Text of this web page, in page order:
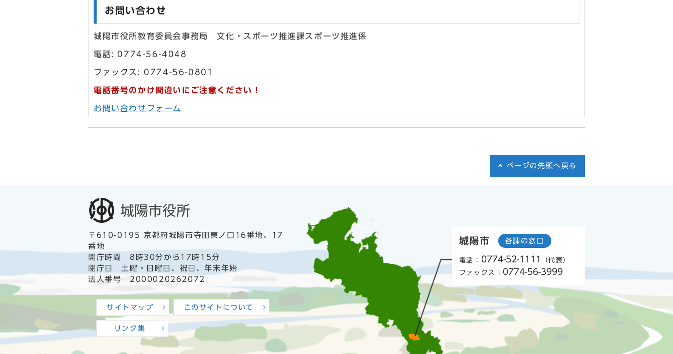
お問い合わせ
城陽市役所教育委員会事務局 文化・スポーツ推進課スポーツ推進係
電話: 0774-56-4048
ファックス: 0774-56-0801
電話番号のかけ間違いにご注意ください！
お問い合わせフォーム
ページの先頭へ戻る
〒610-0195 京都府城陽市寺田東ノ口16番地、17
番地
開庁時間 8時30分から17時15分
閉庁日 土曜・日曜日、祝日、年末年始
法人番号 2000020262072
サイトマップ このサイトについて
リンク集
城陽市 各課の窓口
電話： 0774-52-1111
（代表）
ファックス： 0774-56-3999